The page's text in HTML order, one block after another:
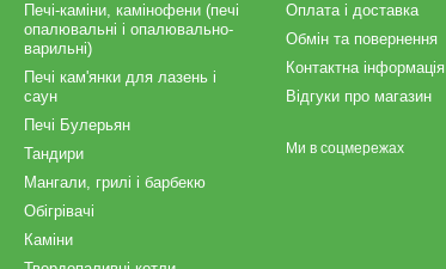
Печі-каміни, камінофени (печі
опалювальні і опалювально-
варильні)
Печі кам'янки для лазень і
саун
Печі Булерьян
Тандири
Мангали, грилі і барбекю
Обігрівачі
Каміни
Оплата і доставка
Обмін та повернення
Контактна інформація
Відгуки про магазин
Ми в соцмережах